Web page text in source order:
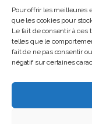
Pour offrir les meilleures
que les cookies pour
Le fait de consentir à ces
telles que le
fait de ne pas consentir
négatif sur certaines
194, rue de
Nous suivre